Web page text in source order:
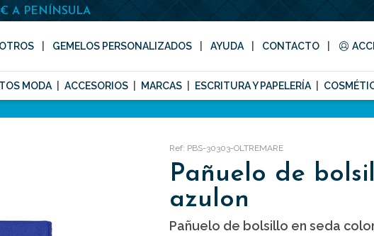
A PENÍNSULA
GEMELOS PERSONALIZADOS AYUDA CONTACTO
MODA ACCESORIOS MARCAS ESCRITURA Y PAPELERÍA
Ref: PBS-30303-OLTREMARE
Pañuelo de
azulon
Pañuelo de bolsillo en seda